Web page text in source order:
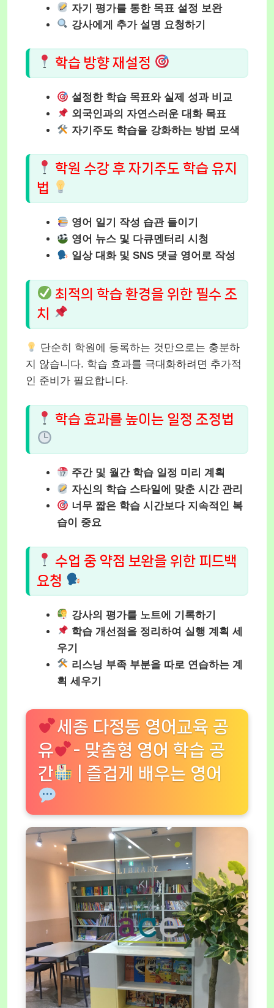
자기 평가를 통한 목표 설정 보완
강사에게 추가 설명 요청하기
학습 방향 재설정
설정한 학습 목표와 실제 성과 비교
외국인과의 자연스러운 대화 목표
자기주도 학습을 강화하는 방법 모색
학원 수강 후 자기주도 학습 유지
법
영어 일기 작성 습관 들이기
영어 뉴스 및 다큐멘터리 시청
일상 대화 및 SNS 댓글 영어로 작성
최적의 학습 환경을 위한 필수 조
치
단순히 학원에 등록하는 것만으로는 충분하
지 않습니다. 학습 효과를 극대화하려면 추가적
인 준비가 필요합니다.
학습 효과를 높이는 일정 조정법
주간 및 월간 학습 일정 미리 계획
자신의 학습 스타일에 맞춘 시간 관리
너무 짧은 학습 시간보다 지속적인 복
습이 중요
수업 중 약점 보완을 위한 피드백
요청
강사의 평가를 노트에 기록하기
학습 개선점을 정리하여 실행 계획 세
우기
리스닝 부족 부분을 따로 연습하는 계
획 세우기
세종 다정동 영어교육 공
유
- 맞춤형 영어 학습 공
간
| 즐겁게 배우는 영어